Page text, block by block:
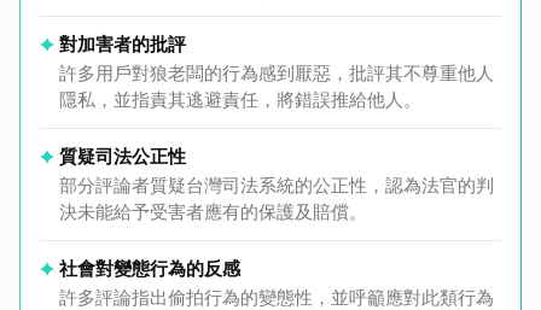
對加害者的批評
許多用戶對狼老闆的行為感到厭惡，批評其不尊重他人
隱私，並指責其逃避責任，將錯誤推給他人。
質疑司法公正性
部分評論者質疑台灣司法系統的公正性，認為法官的判
決未能給予受害者應有的保護及賠償。
社會對變態行為的反感
許多評論指出偷拍行為的變態性，並呼籲應對此類行為